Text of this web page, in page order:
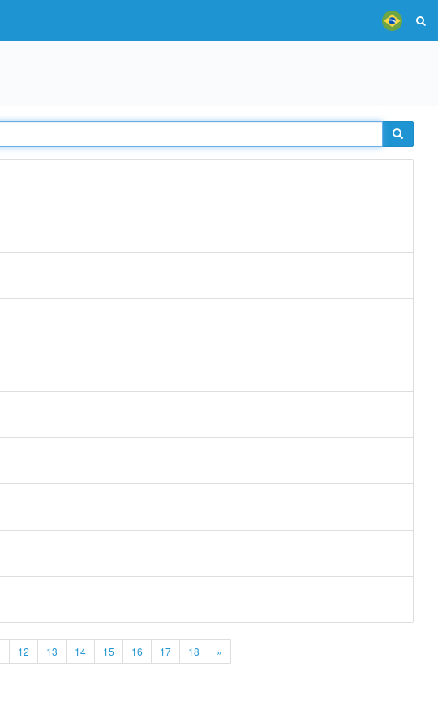
12 13 14 15 16 17 18 »